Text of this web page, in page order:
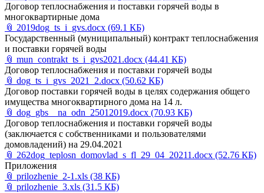
Договор теплоснабжения и поставки горячей воды в
многоквартирные дома
📎 2019dog_ts_i_gvs.docx (69.1 КБ)
Государственный (муниципальный) контракт теплоснабжения
и поставки горячей воды
📎 mun_contrakt_ts_i_gvs2021.docx (44.41 КБ)
Договор теплоснабжения и поставки горячей воды
📎 dog_ts_i_gvs_2021_2.docx (50.62 КБ)
Договор поставки горячей воды в целях содержания общего
имущества многоквартирного дома на 14 л.
📎 dog_gbs__na_odn_25012019.docx (70.93 КБ)
Договор теплоснабжения и поставки горячей воды
(заключается с собственниками и пользователями
домовладений) на 29.04.2021
📎 262dog_teplosn_domovlad_s_fl_29_04_20211.docx (52.76 КБ)
Приложения
📎 prilozhenie_2-1.xls (38 КБ)
📎 prilozhenie_3.xls (31.5 КБ)